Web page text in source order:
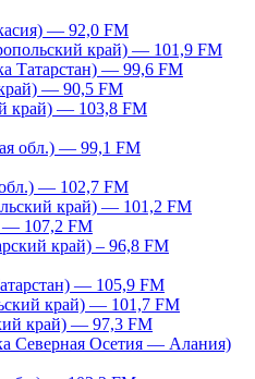
— 92,0 FM
край) — 101,9 FM
Татарстан) — 99,6 FM
— 90,5 FM
край) — 103,8 FM
обл.) — 99,1 FM
— 102,7 FM
край) — 101,2 FM
— 107,2 FM
край) – 96,8 FM
— 105,9 FM
край) — 101,7 FM
край) — 97,3 FM
Северная Осетия — Алания)